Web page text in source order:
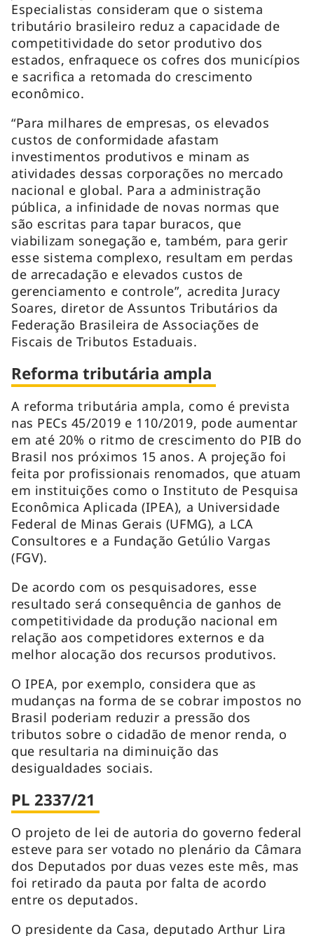
Especialistas consideram que o sistema
tributário brasileiro reduz a capacidade de
competitividade do setor produtivo dos
estados, enfraquece os cofres dos municípios
e sacrifica a retomada do crescimento
econômico.
“Para milhares de empresas, os elevados
custos de conformidade afastam
investimentos produtivos e minam as
atividades dessas corporações no mercado
nacional e global. Para a administração
pública, a infinidade de novas normas que
são escritas para tapar buracos, que
viabilizam sonegação e, também, para gerir
esse sistema complexo, resultam em perdas
de arrecadação e elevados custos de
gerenciamento e controle”, acredita Juracy
Soares, diretor de Assuntos Tributários da
Federação Brasileira de Associações de
Fiscais de Tributos Estaduais.
Reforma tributária ampla
A reforma tributária ampla, como é prevista
nas PECs 45/2019 e 110/2019, pode aumentar
em até 20% o ritmo de crescimento do PIB do
Brasil nos próximos 15 anos. A projeção foi
feita por profissionais renomados, que atuam
em instituições como o Instituto de Pesquisa
Econômica Aplicada (IPEA), a Universidade
Federal de Minas Gerais (UFMG), a LCA
Consultores e a Fundação Getúlio Vargas
(FGV).
De acordo com os pesquisadores, esse
resultado será consequência de ganhos de
competitividade da produção nacional em
relação aos competidores externos e da
melhor alocação dos recursos produtivos.
O IPEA, por exemplo, considera que as
mudanças na forma de se cobrar impostos no
Brasil poderiam reduzir a pressão dos
tributos sobre o cidadão de menor renda, o
que resultaria na diminuição das
desigualdades sociais.
PL 2337/21
O projeto de lei de autoria do governo federal
esteve para ser votado no plenário da Câmara
dos Deputados por duas vezes este mês, mas
foi retirado da pauta por falta de acordo
entre os deputados.
O presidente da Casa, deputado Arthur Lira